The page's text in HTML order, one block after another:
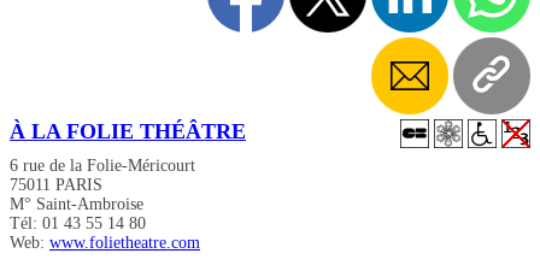
À LA FOLIE THÉÂTRE
6 rue de la Folie-Méricourt
75011 PARIS
M° Saint-Ambroise
Tél: 01 43 55 14 80
Web: www.folietheatre.com